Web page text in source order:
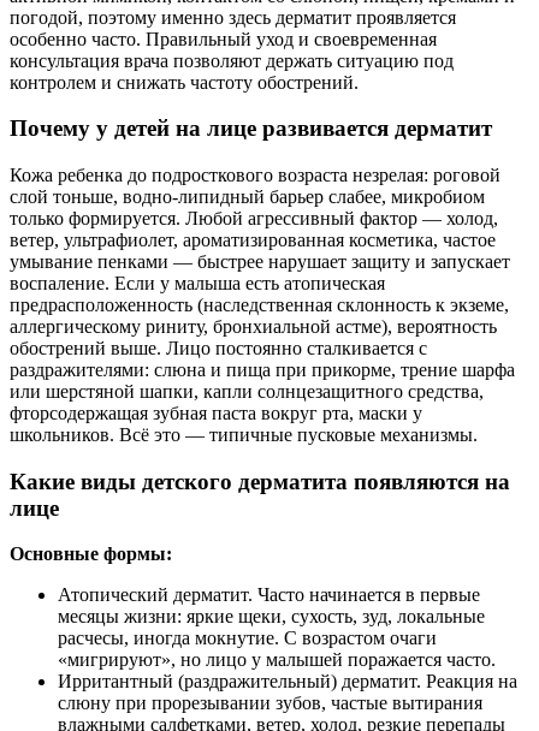
погодой, поэтому именно здесь дерматит проявляется
особенно часто. Правильный уход и своевременная
консультация врача позволяют держать ситуацию под
контролем и снижать частоту обострений.
Почему у детей на лице развивается дерматит
Кожа ребенка до подросткового возраста незрелая: роговой
слой тоньше, водно‑липидный барьер слабее, микробиом
только формируется. Любой агрессивный фактор — холод,
ветер, ультрафиолет, ароматизированная косметика, частое
умывание пенками — быстрее нарушает защиту и запускает
воспаление. Если у малыша есть атопическая
предрасположенность (наследственная склонность к экземе,
аллергическому риниту, бронхиальной астме), вероятность
обострений выше. Лицо постоянно сталкивается с
раздражителями: слюна и пища при прикорме, трение шарфа
или шерстяной шапки, капли солнцезащитного средства,
фторсодержащая зубная паста вокруг рта, маски у
школьников. Всё это — типичные пусковые механизмы.
Какие виды детского дерматита появляются на
лице
Основные формы:
Атопический дерматит. Часто начинается в первые
месяцы жизни: яркие щеки, сухость, зуд, локальные
расчесы, иногда мокнутие. С возрастом очаги
«мигрируют», но лицо у малышей поражается часто.
Ирритантный (раздражительный) дерматит. Реакция на
слюну при прорезывании зубов, частые вытирания
влажными салфетками, ветер, холод, резкие перепады